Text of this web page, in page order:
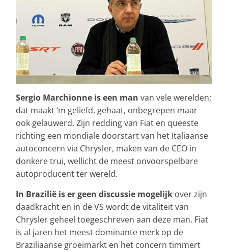
Sergio Marchionne is een man van vele werelden;
dat maakt ‘m geliefd, gehaat, onbegrepen maar
ook gelauwerd. Zijn redding van Fiat en queeste
richting een mondiale doorstart van het Italiaanse
autoconcern via Chrysler, maken van de CEO in
donkere trui, wellicht de meest onvoorspelbare
autoproducent ter wereld.
In Brazilië is er geen discussie mogelijk over zijn
daadkracht en in de VS wordt de vitaliteit van
Chrysler geheel toegeschreven aan deze man. Fiat
is al jaren het meest dominante merk op de
Braziliaanse groeimarkt en het concern timmert